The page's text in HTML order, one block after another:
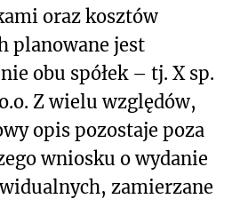
oraz kosztów
planowane jest
obu spółek – tj. X sp.
Z wielu względów,
opis pozostaje poza
wniosku o wydanie
zamierzane